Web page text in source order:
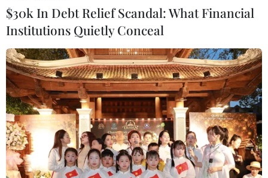
Mỹ: Xả súng tại Chicago khiến ít nhất 36
người thương vong
25/05/2020 23:07
Trong khoảng thời gian từ chiều 22 đến sáng 25/5, đã
có ít nhất 9 người thiệt mạng và 27 người bị thương ở
bang Chicago, Mỹ trong dịp nghỉ Lễ tưởng niệm.
$30k In Debt Relief Scandal: What Financial
Institutions Quietly Conceal